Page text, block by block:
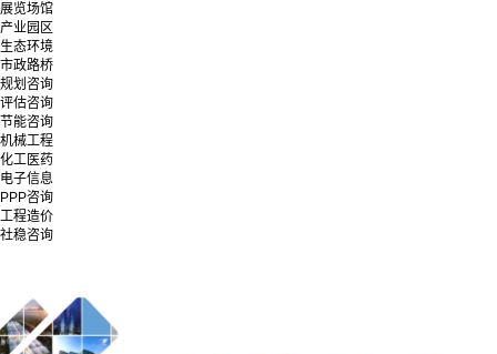
展览场馆
产业园区
生态环境
市政路桥
规划咨询
评估咨询
节能咨询
机械工程
化工医药
电子信息
PPP咨询
工程造价
社稳咨询